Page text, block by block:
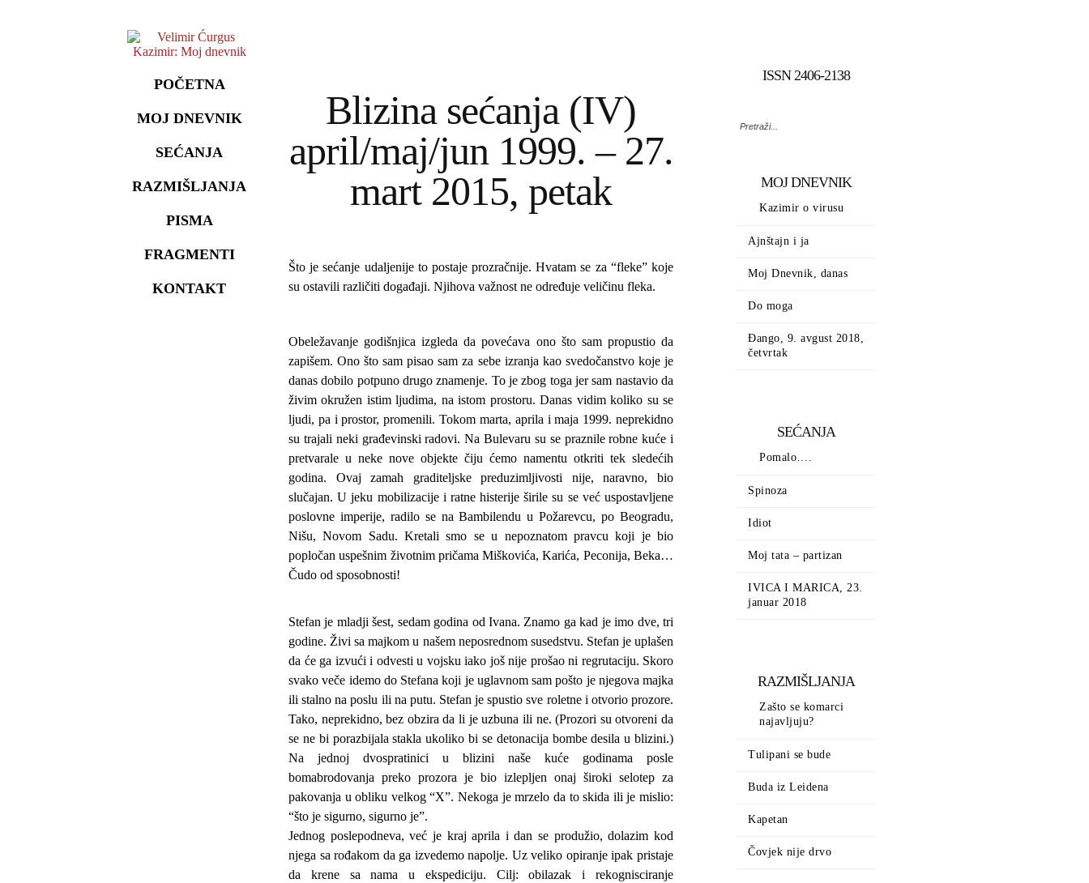
POČETNA
MOJ DNEVNIK
SEĆANJA
RAZMIŠLJANJA
PISMA
FRAGMENTI
KONTAKT
Blizina sećanja (IV)
april/maj/jun 1999. – 27.
mart 2015, petak
Što je sećanje udaljenije to postaje prozračnije. Hvatam se za “fleke” koje
su ostavili različiti događaji. Njihova važnost ne određuje veličinu fleka.
Obeležavanje godišnjica izgleda da povećava ono što sam propustio da
zapišem. Ono što sam pisao sam za sebe izranja kao svedočanstvo koje je
danas dobilo potpuno drugo znamenje. To je zbog toga jer sam nastavio da
živim okružen istim ljudima, na istom prostoru. Danas vidim koliko su se
ljudi, pa i prostor, promenili. Tokom marta, aprila i maja 1999. neprekidno
su trajali neki građevinski radovi. Na Bulevaru su se praznile robne kuće i
pretvarale u neke nove objekte čiju ćemo namentu otkriti tek sledećih
godina. Ovaj zamah graditeljske preduzimljivosti nije, naravno, bio
slučajan. U jeku mobilizacije i ratne histerije širile su se već uspostavljene
poslovne imperije, radilo se na Bambilendu u Požarevcu, po Beogradu,
Nišu, Novom Sadu. Kretali smo se u nepoznatom pravcu koji je bio
popločan uspešnim životnim pričama Miškovića, Karića, Peconija, Beka…
Čudo od sposobnosti!
Stefan je mladji šest, sedam godina od Ivana. Znamo ga kad je imo dve, tri
godine. Živi sa majkom u našem neposrednom susedstvu. Stefan je uplašen
da će ga izvući i odvesti u vojsku iako još nije prošao ni regrutaciju. Skoro
svako veče idemo do Stefana koji je uglavnom sam pošto je njegova majka
ili stalno na poslu ili na putu. Stefan je spustio sve roletne i otvorio prozore.
Tako, neprekidno, bez obzira da li je uzbuna ili ne. (Prozori su otvoreni da
se ne bi porazbijala stakla ukoliko bi se detonacija bombe desila u blizini.)
Na jednoj dvospratinici u blizini naše kuće godinama posle
bomabrodovanja preko prozora je bio izlepljen onaj široki selotep za
pakovanja u obliku velkog “X”. Nekoga je mrzelo da to skida ili je mislio:
“što je sigurno, sigurno je”.
Jednog poslepodneva, već je kraj aprila i dan se produžio, dolazim kod
njega sa rođakom da ga izvedemo napolje. Uz veliko opiranje ipak pristaje
da krene sa nama u ekspediciju. Cilj: obilazak i rekognisciranje
ISSN 2406-2138
MOJ DNEVNIK
Kazimir o virusu
Ajnštajn i ja
Moj Dnevnik, danas
Do moga
Đango, 9. avgust 2018,
četvrtak
SEĆANJA
Pomalo….
Spinoza
Idiot
Moj tata – partizan
IVICA I MARICA, 23.
januar 2018
RAZMIŠLJANJA
Zašto se komarci
najavljuju?
Tulipani se bude
Buda iz Leidena
Kapetan
Čovjek nije drvo